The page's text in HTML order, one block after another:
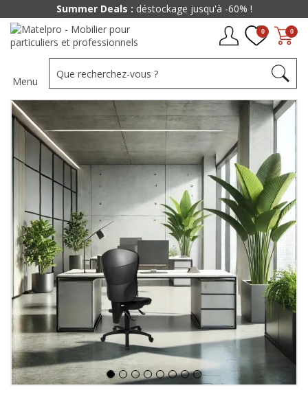
0
0
Menu
Summer Deals : déstockage jusqu'à -60% !